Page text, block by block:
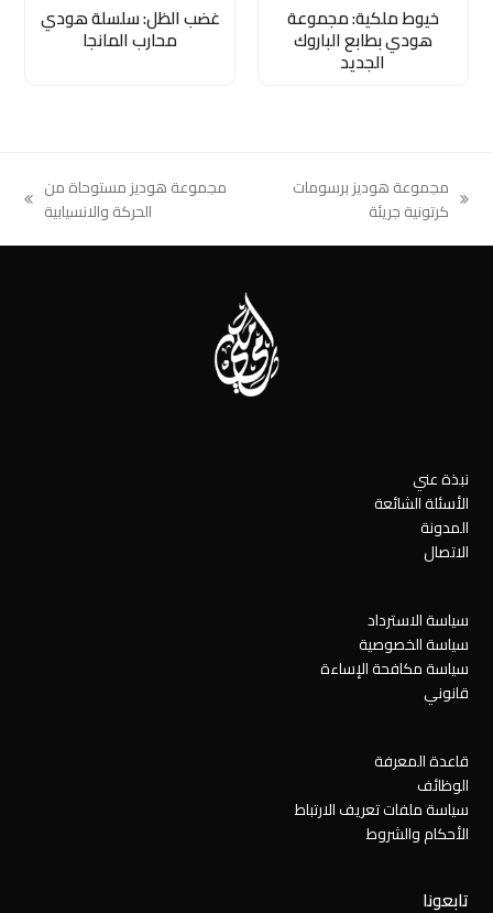
خيوط ملكية: مجموعة
هودي بطابع الباروك
الجديد
غضب الظل: سلسلة هودي
محارب المانجا
previous
مجموعة هوديز برسومات
كرتونية جريئة
مجموعة هوديز مستوحاة من
الحركة والانسيابية
نبذة عني
الأسئلة الشائعة
المدونة
الاتصال
سياسة الاسترداد
سياسة الخصوصية
سياسة مكافحة الإساءة
قانوني
قاعدة المعرفة
الوظائف
سياسة ملفات تعريف الارتباط
الأحكام والشروط
تابعونا